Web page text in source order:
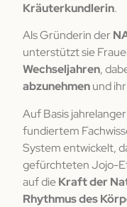
Kräuterkundlerin.
Als Gründerin der
unterstützt sie
Wechseljahren,
abzunehmenund
Auf Basis
fundiertem
System entwickelt,
gefürchteten Jojo-
auf dieKraft der
Rhythmus des